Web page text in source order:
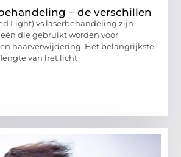
– de verschillen
Light) vs laserbehandeling zijn
die gebruikt worden voor
haarverwijdering. Het belangrijkste
van het licht